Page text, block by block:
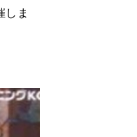
しま